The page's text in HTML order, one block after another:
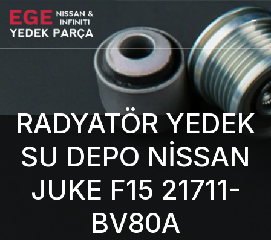
RADYATÖR YEDEK
SU DEPO NİSSAN
JUKE F15 21711-
BV80A